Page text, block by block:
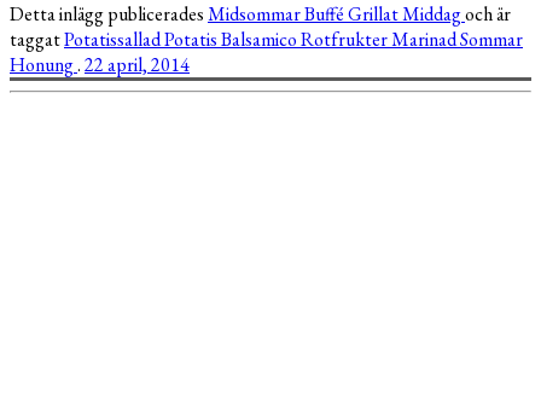
Detta inlägg publiceradesMidsommarBufféGrillatMiddagoch är
taggatPotatissalladPotatisBalsamicoRotfrukterMarinadSommar
Honung.22 april, 2014